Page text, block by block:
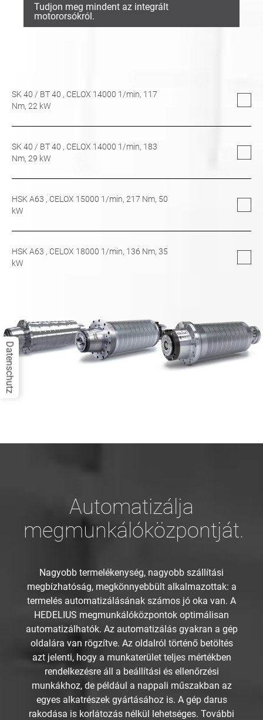
Tudjon meg mindent az integrált
motororsókról.
SK 40 / BT 40 , CELOX 14000 1/min, 117
Nm, 22 kW
SK 40 / BT 40 , CELOX 14000 1/min, 183
Nm, 29 kW
HSK A63 , CELOX 15000 1/min, 217 Nm, 50
kW
HSK A63 , CELOX 18000 1/min, 136 Nm, 35
kW
Automatizálja
megmunkálóközpontját.
Nagyobb termelékenység, nagyobb szállítási
megbízhatóság, megkönnyebbült alkalmazottak: a
termelés automatizálásának számos jó oka van. A
HEDELIUS megmunkálóközpontok optimálisan
automatizálhatók. Az automatizálás gyakran a gép
oldalára van rögzítve. Az oldalról történő betöltés
azt jelenti, hogy a munkaterület teljes mértékben
rendelkezésre áll a beállítási és ellenőrzési
munkákhoz, de például a nappali műszakban az
egyes alkatrészek gyártásához is. A gép darus
rakodása is korlátozás nélkül lehetséges. További
Datenschutz